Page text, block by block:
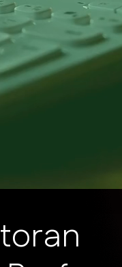
toran